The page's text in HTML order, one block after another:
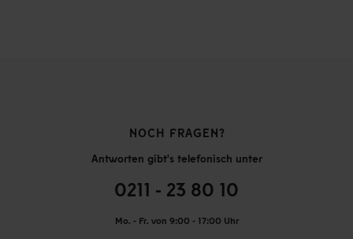
NOCH FRAGEN?
Antworten gibt's telefonisch unter
0211 - 23 80 10
Mo. - Fr. von 9:00 - 17:00 Uhr